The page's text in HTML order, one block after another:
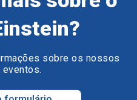
sobre os nossos